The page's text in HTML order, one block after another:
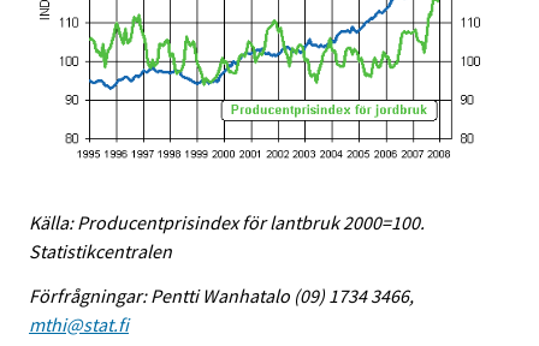
Källa: Producentprisindex för lantbruk 2000=100.
Statistikcentralen
Förfrågningar: Pentti Wanhatalo (09) 1734 3466,
mthi@stat.fi